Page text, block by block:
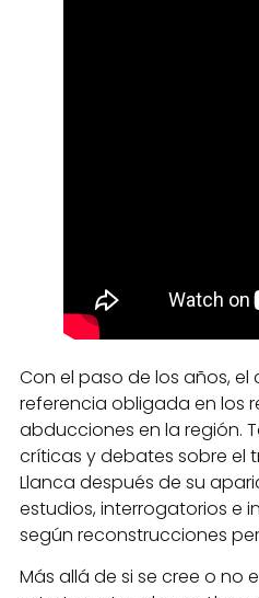
Con el paso de los años,
referencia obligada en los
abducciones en la región.
críticas y debates sobre el
Llanca después de su
estudios, interrogatorios e
según reconstrucciones
Más allá de si se cree o no